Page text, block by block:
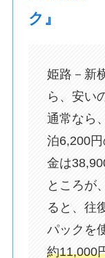
ク』
姫路－新
ら、安い
通常なら
泊6,200
金は
ところが
ると、往
パックを
約11,000